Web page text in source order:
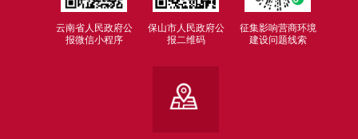
云南省人民政府公
报微信小程序
保山市人民政府公
报二维码
征集影响营商环境
建设问题线索